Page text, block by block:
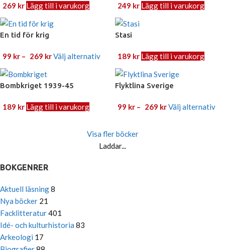
BOKGENRER
Aktuell läsning8
Nya böcker 21
Facklitteratur401
Idé- och kulturhistoria 83
Arkeologi 17
269 kr Lägg till i varukorg 249 kr Lägg till i varukorg
En tid för krig
99 kr – 269 krVälj alternativ
Stasi
189 kr Lägg till i varukorg
Bombkriget 1939-45
189 kr Lägg till i varukorg
Flyktlina Sverige
99 kr – 269 krVälj alternativ
Visa fler böcker
Laddar...